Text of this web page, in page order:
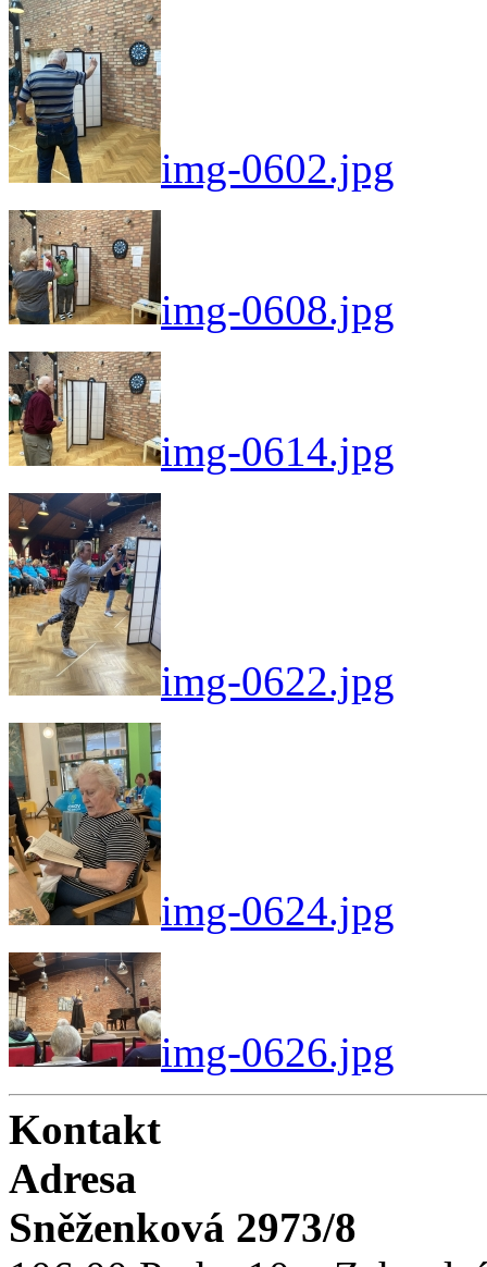
img-0602.jpg
img-0608.jpg
img-0614.jpg
img-0622.jpg
img-0624.jpg
img-0626.jpg
Kontakt
Adresa
Sněženková 2973/8